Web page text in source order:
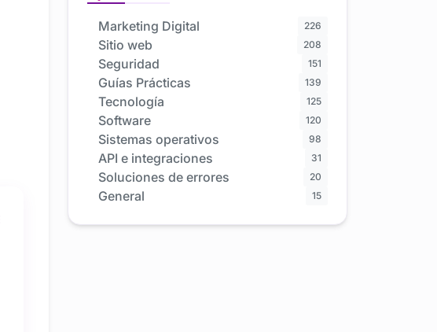
Marketing Digital 226
Sitio web 208
Seguridad 151
Guías Prácticas 139
Tecnología 125
Software 120
Sistemas operativos 98
API e integraciones 31
Soluciones de errores 20
General 15